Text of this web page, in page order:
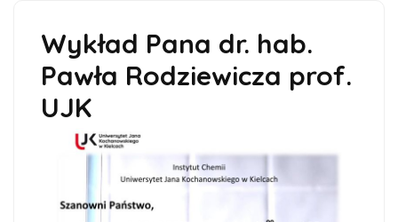
Wykład Pana dr. hab.
Pawła Rodziewicza prof.
UJK